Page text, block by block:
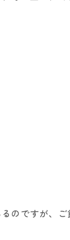
のですが、